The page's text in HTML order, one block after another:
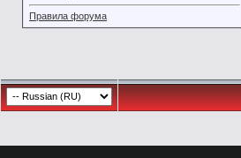
Правила форума